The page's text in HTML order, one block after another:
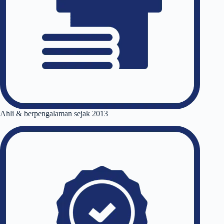
Ahli & berpengalaman sejak 2013